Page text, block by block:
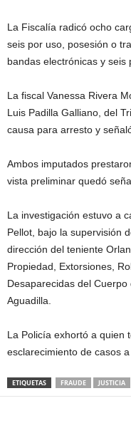
La Fiscalía radicó ocho
seis por uso, posesión o
bandas electrónicas y
La fiscal Vanessa Rivera
Luis Padilla Galliano, del
causa para arresto y
Ambos imputados
vista preliminar quedó
La investigación estuvo a
Pellot, bajo la supervisión
dirección del teniente
Propiedad, Extorsiones,
Desaparecidas del
Aguadilla.
La Policía exhortó a quien
esclarecimiento de casos
ETIQUETAS FRAUDE JUSTICIA